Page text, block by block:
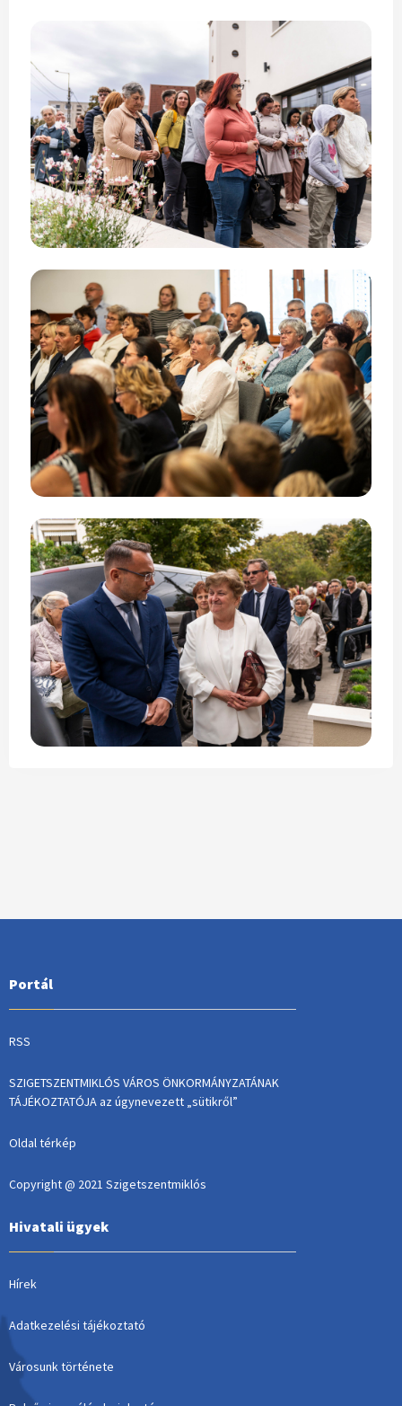
Portál
RSS
SZIGETSZENTMIKLÓS VÁROS ÖNKORMÁNYZATÁNAK
TÁJÉKOZTATÓJA az úgynevezett „sütikről”
Oldal térkép
Copyright @ 2021 Szigetszentmiklós
Hivatali ügyek
Hírek
Adatkezelési tájékoztató
Városunk története